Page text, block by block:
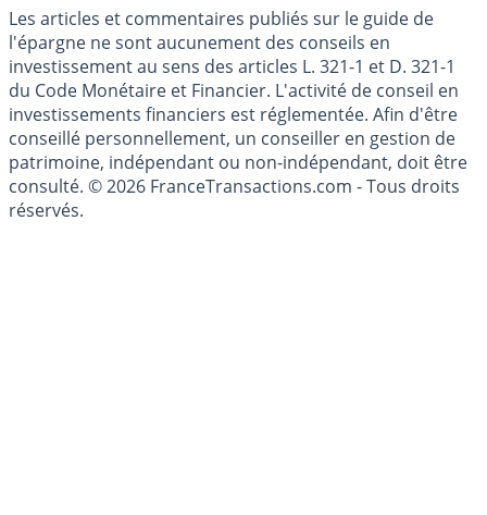
Cookies
Les articles et commentaires publiés sur le guide de
l'épargne ne sont aucunement des conseils en
investissement au sens des articles L. 321-1 et D. 321-1
du Code Monétaire et Financier. L'activité de conseil en
investissements financiers est réglementée. Afin d'être
conseillé personnellement, un conseiller en gestion de
patrimoine, indépendant ou non-indépendant, doit être